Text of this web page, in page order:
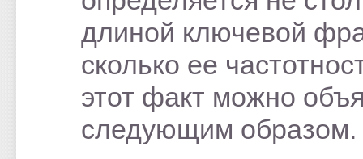
длиной ключевой
сколько ее
этот факт можно
следующим образом.